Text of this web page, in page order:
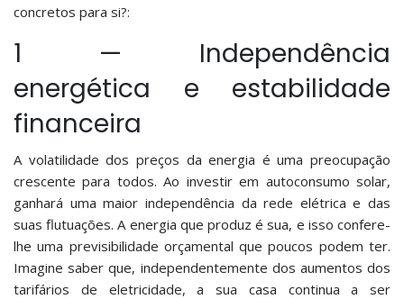
concretos para si?:
1 — Independência
energética e estabilidade
financeira
A volatilidade dos preços da energia é uma preocupação
crescente para todos. Ao investir em autoconsumo solar,
ganhará uma maior independência da rede elétrica e das
suas flutuações. A energia que produz é sua, e isso confere-
lhe uma previsibilidade orçamental que poucos podem ter.
Imagine saber que, independentemente dos aumentos dos
tarifários de eletricidade, a sua casa continua a ser